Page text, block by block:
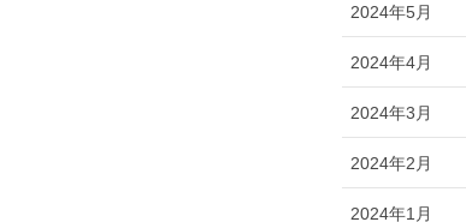
2024年5月
2024年4月
2024年3月
2024年2月
2024年1月